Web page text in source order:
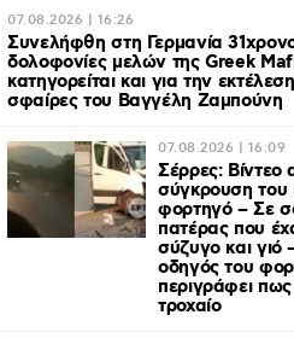
07.08.2026 | 16:26
Συνελήφθη στη Γερμανία
δολοφονίες μελών της Greek
κατηγορείται και για την
σφαίρες του Βαγγέλη Ζαμπούνη
07.08.2026 | 16:09
Σέρρες: Βίντεο
σύγκρουση του
φορτηγό – Σε
πατέρας που
σύζυγο και γιό
οδηγός του
περιγράφει πως
τροχαίο